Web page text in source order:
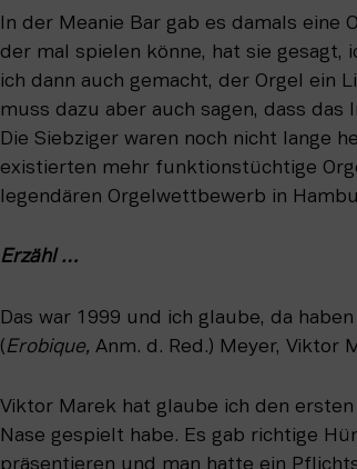
In der Meanie Bar gab es damals
der mal spielen könne, hat sie gesagt,
ich dann auch gemacht, der Orgel ein
muss dazu aber auch sagen, dass
Die Siebziger waren noch nicht lange
existierten mehr funktionstüchtige
legendären Orgelwettbewerb in
Erzähl …
Das war 1999 und ich glaube, da
(Erobique, Anm. d. Red.) Meyer, Viktor
Viktor Marek hat glaube ich den
Nase gespielt habe. Es gab richtige
präsentieren und man hatte ein